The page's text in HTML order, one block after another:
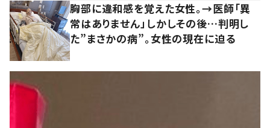
胸部に違和感を覚えた女性。→医師「異
常はありません」しかしその後…判明し
た”まさかの病”。女性の現在に迫る